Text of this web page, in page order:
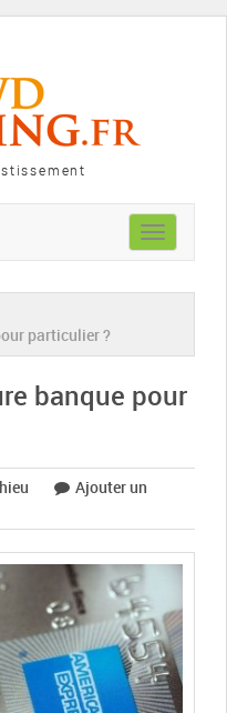
Toggle
navigation
particulier ?
banque pour
Ajouter un